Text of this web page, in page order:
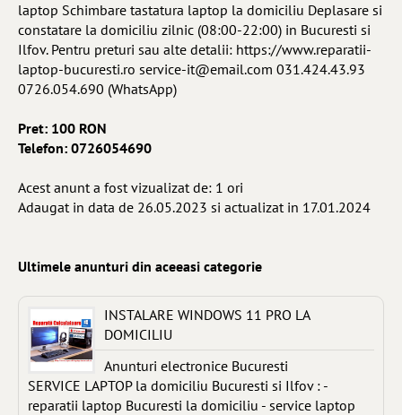
laptop Schimbare tastatura laptop la domiciliu Deplasare si
constatare la domiciliu zilnic (08:00-22:00) in Bucuresti si
Ilfov. Pentru preturi sau alte detalii: https://www.reparatii-
laptop-bucuresti.ro service-it@email.com 031.424.43.93
0726.054.690 (WhatsApp)
Pret: 100 RON
Telefon: 0726054690
Acest anunt a fost vizualizat de: 1 ori
Adaugat in data de 26.05.2023 si actualizat in 17.01.2024
Ultimele anunturi din aceeasi categorie
INSTALARE WINDOWS 11 PRO LA
DOMICILIU
Anunturi electronice Bucuresti
SERVICE LAPTOP la domiciliu Bucuresti si Ilfov : -
reparatii laptop Bucuresti la domiciliu - service laptop